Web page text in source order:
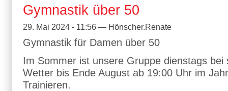
Gymnastik über 50
29. Mai 2024 - 11:56 — Hönscher.Renate
Gymnastik für Damen über 50
Im Sommer ist unsere Gruppe dienstags bei
Wetter bis Ende August ab 19:00 Uhr im
Trainieren.